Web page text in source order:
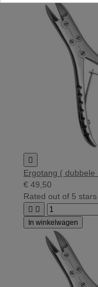

Ergotang (
€ 49,50
Rated out of 5
 
In winkelwagen